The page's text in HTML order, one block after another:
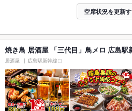
空席状況を更新
焼き鳥 居酒屋 「三代目」鳥メロ 広島駅
居酒屋 広島駅新幹線口